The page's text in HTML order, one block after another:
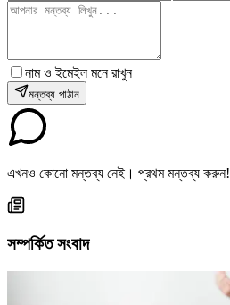
নাম ও ইমেইল মনে রাখুন
মন্তব্য পাঠান
এখনও কোনো মন্তব্য নেই। প্রথম মন্তব্য করুন!
সম্পর্কিত সংবাদ